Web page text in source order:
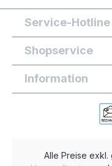
Service-Hotline
Shopservice
Information
Alle Preise